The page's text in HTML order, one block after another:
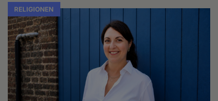
RELIGIONEN